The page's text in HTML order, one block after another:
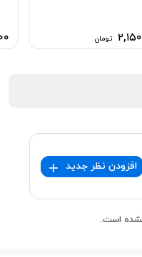
تومان
افزودن نظر جدید
است.